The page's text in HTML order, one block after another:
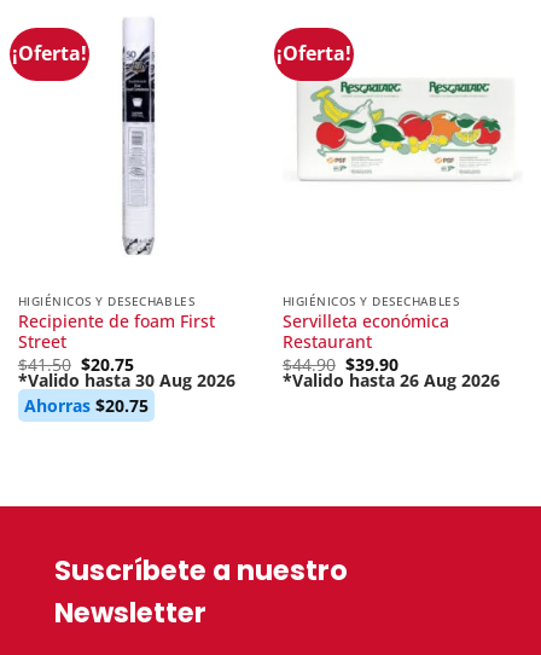
¡Oferta!
HIGIÉNICOS Y DESECHABLES
Recipiente de foam First
Street
$41.50 Original
price
was:
$41.50.
$20.75
*Valido hasta 30 Aug 2026
Current
price
is:
Ahorras $20.75
¡Oferta!
HIGIÉNICOS Y DESECHABLES
Servilleta económica
Restaurant
$44.90 Original
price
was:
$39.90
*Valido hasta 26 Aug 2026
Current
Suscríbete a nuestro
Newsletter